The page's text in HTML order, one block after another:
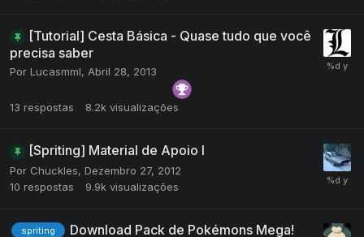
[Tutorial] Cesta Básica - Quase tudo que você
precisa saber
Por Lucasmml, Abril 28, 2013
13 respostas 8.2k visualizações
[Spriting] Material de Apoio I
Por Chuckles, Dezembro 27, 2012
10 respostas 9.9k visualizações
spriting Download Pack de Pokémons Mega!